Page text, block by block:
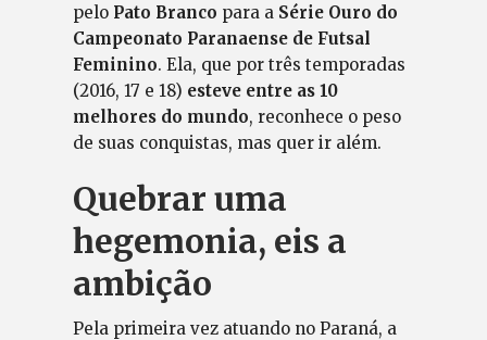
pelo Pato Branco para a Série Ouro do
Campeonato Paranaense de Futsal
Feminino. Ela, que por três temporadas
(2016, 17 e 18) esteve entre as 10
melhores do mundo, reconhece o peso
de suas conquistas, mas quer ir além.
Quebrar uma
hegemonia, eis a
ambição
Pela primeira vez atuando no Paraná, a